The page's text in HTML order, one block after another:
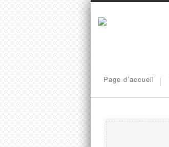
Page d’accueil